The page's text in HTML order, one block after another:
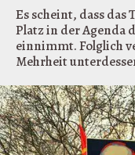
Es scheint, dass
Platz in der Agenda
einnimmt. Folglich
Mehrheit